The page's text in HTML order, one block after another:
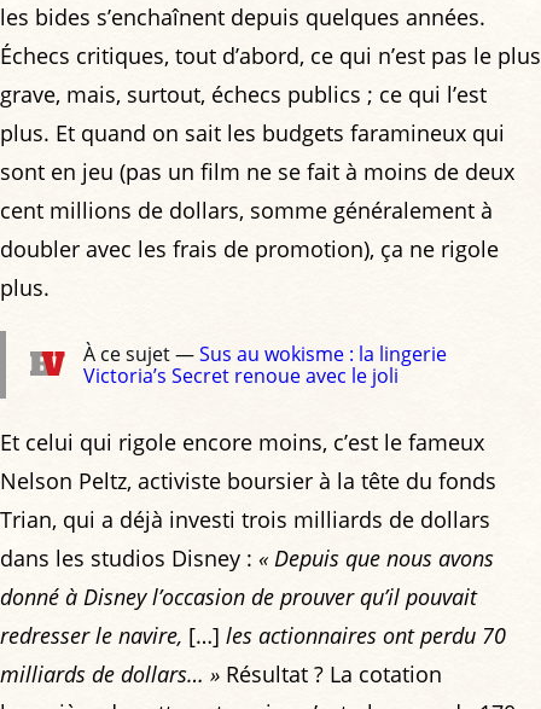
les bides s’enchaînent depuis quelques années.
Échecs critiques, tout d’abord, ce qui n’est pas le plus
grave, mais, surtout, échecs publics ; ce qui l’est
plus. Et quand on sait les budgets faramineux qui
sont en jeu (pas un film ne se fait à moins de deux
cent millions de dollars, somme généralement à
doubler avec les frais de promotion), ça ne rigole
plus.
À ce sujet —Sus au wokisme : la lingerie
Victoria’s Secret renoue avec le joli
Et celui qui rigole encore moins, c’est le fameux
Nelson Peltz, activiste boursier à la tête du fonds
Trian, qui a déjà investi trois milliards de dollars
dans les studios Disney : « Depuis que nous avons
donné à Disney l’occasion de prouver qu’il pouvait
redresser le navire, […] les actionnaires ont perdu 70
milliards de dollars… » Résultat ? La cotation